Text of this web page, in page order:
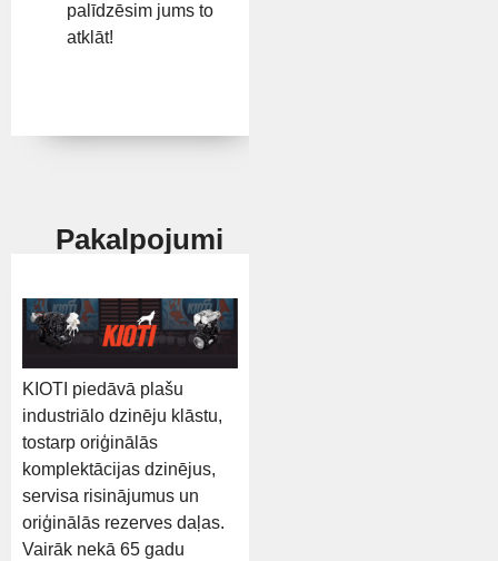
palīdzēsim jums to
atklāt!
Pakalpojumi
KIOTI piedāvā plašu
industriālo dzinēju klāstu,
tostarp oriģinālās
komplektācijas dzinējus,
servisa risinājumus un
oriģinālās rezerves daļas.
Vairāk nekā 65 gadu